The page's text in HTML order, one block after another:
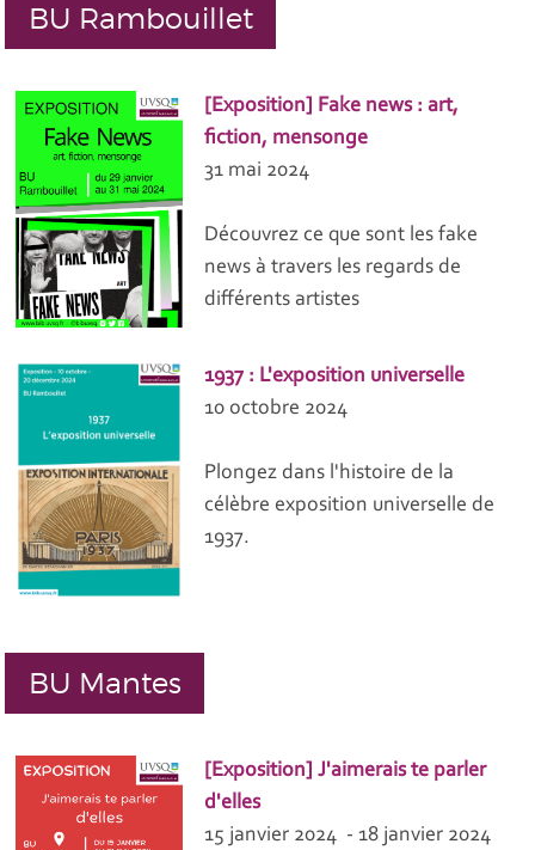
BU Rambouillet
[Exposition] Fake news : art,
fiction, mensonge
31 mai 2024
Découvrez ce que sont les fake
news à travers les regards de
différents artistes
1937 : L'exposition universelle
10 octobre 2024
Plongez dans l'histoire de la
célèbre exposition universelle de
1937.
BU Mantes
[Exposition] J'aimerais te parler
d'elles
15 janvier 2024 - 18 janvier 2024